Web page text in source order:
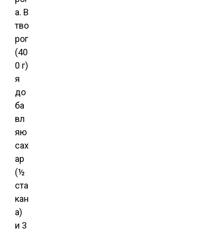
а. В
тво
рог
(40
0 г)
я
до
ба
вл
яю
сах
ар
(½
ста
кан
а)
и 3